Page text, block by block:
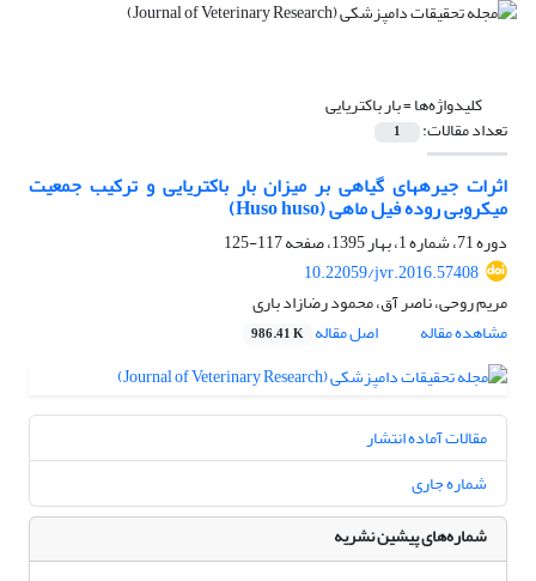
کلیدواژه‌ها =بار باکتریایی
تعداد مقالات: 1
اثرات جیرههای گیاهی بر میزان بار باکتریایی و ترکیب جمعیت
میکروبی روده فیل ماهی (Huso huso)
دوره 71، شماره 1، بهار 1395، صفحه
117-125
10.22059/jvr.2016.57408
مریم روحی، ناصر آق، محمود رضازاد باری
مشاهده مقاله
اصل مقاله 986.41 K
مقالات آماده انتشار
شماره جاری
شماره‌های پیشین نشریه